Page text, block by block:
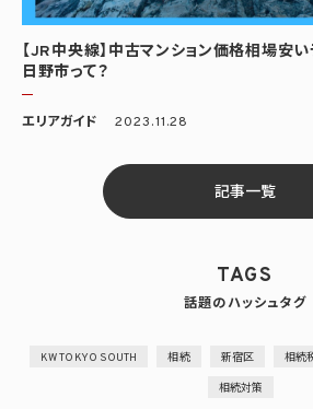
【JR中央線】中古マンション価格相場安い
日野市って？
エリアガイド 2023.11.28
記事一覧
TAGS
話題のハッシュタグ
KW TOKYO SOUTH 相続 新宿区 相続
相続対策